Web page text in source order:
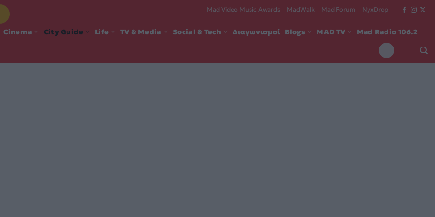
Mad Video Music Awards MadWalk Mad Forum NyxDrop
Cinema City Guide Life TV & Media Social & Tech Διαγωνισμοί Blogs MAD TV Mad Radio 106.2